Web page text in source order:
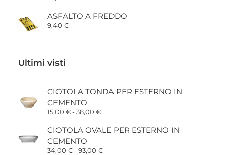
ASFALTO A FREDDO
9,40 €
Ultimi visti
CIOTOLA TONDA PER ESTERNO IN
CEMENTO
15,00 €-38,00 €Fascia
prezzo:
da
a
CIOTOLA OVALE PER ESTERNO IN
CEMENTO
34,00 €-93,00 €Fascia